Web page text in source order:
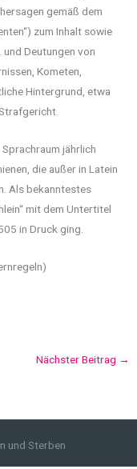
gemäß dem
zum Inhalt sowie
Deutungen von
Kometen,
Hintergrund, etwa
jährlich
die außer in Latein
Als bekanntestes
mit dem Untertitel
in Druck ging.
Nächster Beitrag →
und Sterben